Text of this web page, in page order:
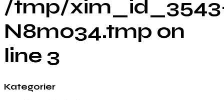
/tmp/
N8m034.tmp on
line 3
Kategorier